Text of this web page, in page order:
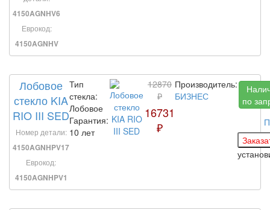
4150AGNHV6
Еврокод:
4150AGNHV
Лобовое
стекло KIA
RIO III SED
Номер детали:
4150AGNHPV17
Еврокод:
4150AGNHPV1
Тип
стекла:
Лобовое
Гарантия:
10 лет
12870
₽
16731
₽
Производитель:
БИЗНЕС
по